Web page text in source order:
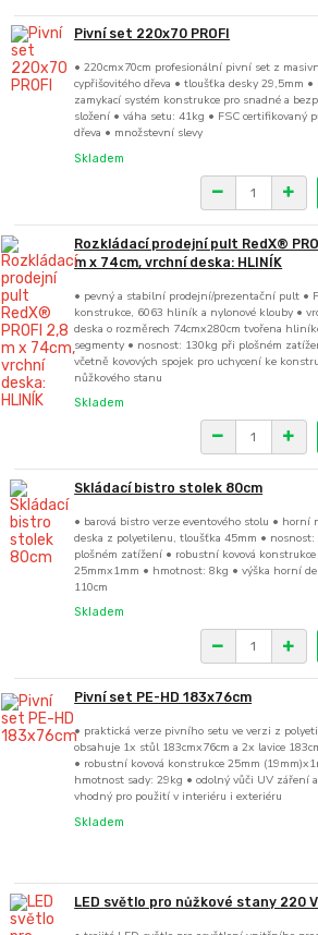
Pivní set 220x70 PROFI
• 220cmx70cm profesionální pivní set z
cypřišovitého dřeva • tloušťka desky 29,5mm •
zamykací systém konstrukce pro snadné a
složení • váha setu: 41kg • FSC certifikovaný
dřeva • množstevní slevy
Skladem
Rozkládací prodejní pult RedX®
m x 74cm, vrchní deska: HLINÍK
• pevný a stabilní prodejní/prezentační pult •
konstrukce, 6063 hliník a nylonové klouby •
deska o rozměrech 74cmx280cm tvořena
segmenty • nosnost: 130kg při plošném
včetně kovových spojek pro uchycení ke
nůžkového stanu
Skladem
Skládací bistro stolek 80cm
• barová bistro verze eventového stolu • horní
deska z polyetilenu, tloušťka 45mm •
plošném zatížení • robustní kovová konstrukce
25mmx1mm • hmotnost: 8kg • výška horní
110cm
Skladem
Pivní set PE-HD 183x76cm
• praktická verze pivního setu ve verzi z
obsahuje 1x stůl 183cmx76cm a 2x lavice
• robustní kovová konstrukce 25mm
hmotnost sady: 29kg • odolný vůči UV záření
vhodný pro použití v interiéru i exteriéru
Skladem
LED světlo pro nůžkové stany 220 V